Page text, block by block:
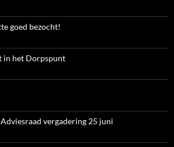
goed bezocht!
in het Dorpspunt
vergadering 25 juni